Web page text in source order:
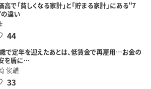
高で「貧しくなる家計」と「貯まる家計」にある"7
違い
44
で定年を迎えたあとは、低賃金で再雇用…お金の
を盾に…
俊輔
33